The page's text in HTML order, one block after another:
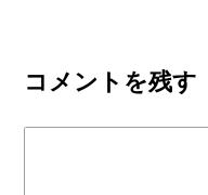
コメントを残す